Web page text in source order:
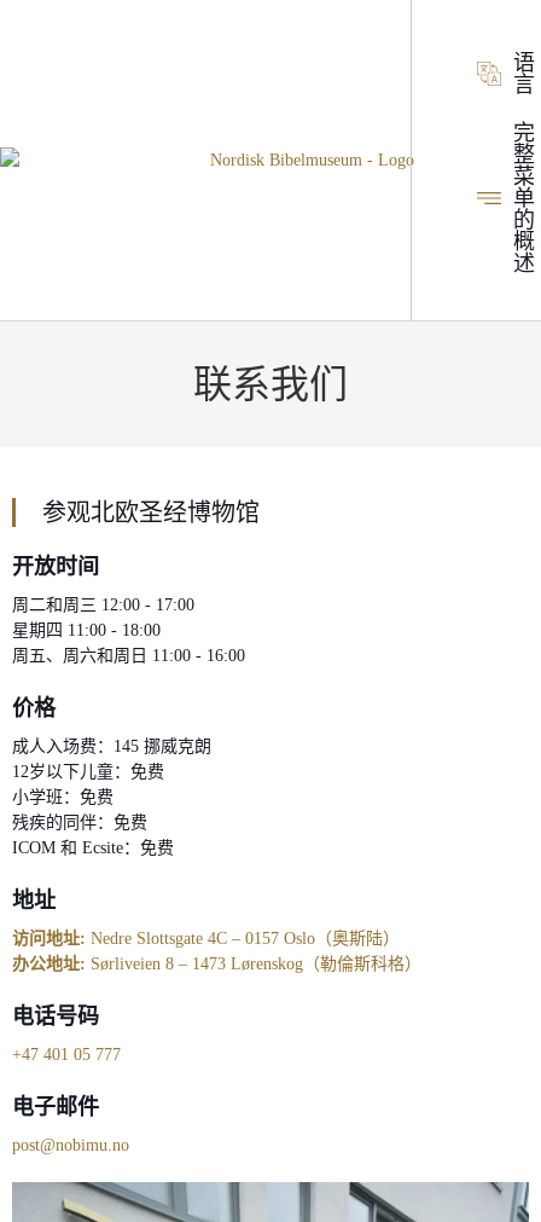
语
言
完
整
菜
单
的
概
述
联系我们
参观北欧圣经博物馆
开放时间
周二和周三 12:00 - 17:00
星期四 11:00 - 18:00
周五、周六和周日 11:00 - 16:00
价格
成人入场费：145 挪威克朗
12岁以下儿童：免费
小学班：免费
残疾的同伴：免费
ICOM 和 Ecsite：免费
地址
访问地址: Nedre Slottsgate 4C – 0157 Oslo（奥斯陆）
办公地址: Sørliveien 8 – 1473 Lørenskog（勒倫斯科格）
电话号码
+47 401 05 777
电子邮件
post@nobimu.no